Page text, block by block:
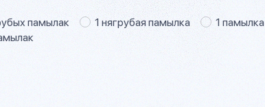
памылак 1 нягрубая памылка 1 памылка